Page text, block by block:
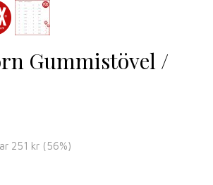
Gummistövel /
251 kr (56%)